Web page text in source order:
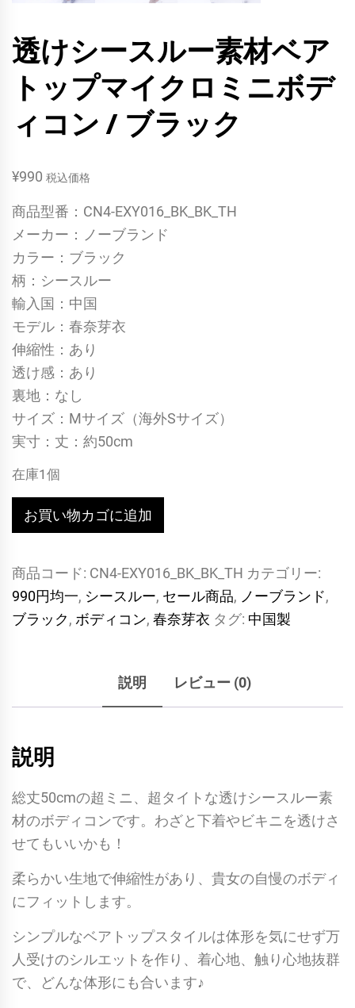
透けシースルー素材ベア
トップマイクロミニボデ
ィコン / ブラック
¥990 税込価格
商品型番：CN4-EXY016_BK_BK_TH
メーカー：ノーブランド
カラー：ブラック
柄：シースルー
輸入国：中国
モデル：春奈芽衣
伸縮性：あり
透け感：あり
裏地：なし
サイズ：Mサイズ（海外Sサイズ）
実寸：丈：約50cm
在庫1個
け
ー
ス
ル
ト
プ
マ
イ
ク
ロ
ニ
ボ
デ
お買い物カゴに追加
商品コード: CN4-EXY016_BK_BK_TH カテゴリー:
990円均一, シースルー, セール商品, ノーブランド,
ブラック, ボディコン, 春奈芽衣 タグ: 中国製
説明 レビュー (0)
説明
総丈50cmの超ミニ、超タイトな透けシースルー素
材のボディコンです。わざと下着やビキニを透けさ
せてもいいかも！
柔らかい生地で伸縮性があり、貴女の自慢のボディ
にフィットします。
シンプルなベアトップスタイルは体形を気にせず万
人受けのシルエットを作り、着心地、触り心地抜群
で、どんな体形にも合います♪